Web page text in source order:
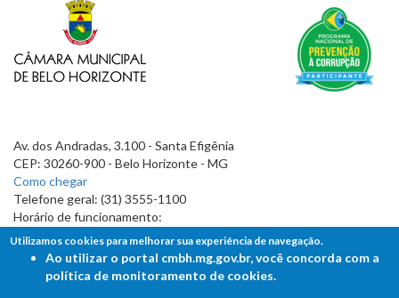
Av. dos Andradas, 3.100 - Santa Efigênia
CEP: 30260-900 - Belo Horizonte - MG
Como chegar
Telefone geral: (31) 3555-1100
Horário de funcionamento:
7h às 19h
Utilizamos cookies para melhorar sua experiência de navegação.
Ao utilizar o portal cmbh.mg.gov.br, você concorda com a
política de monitoramento de cookies.